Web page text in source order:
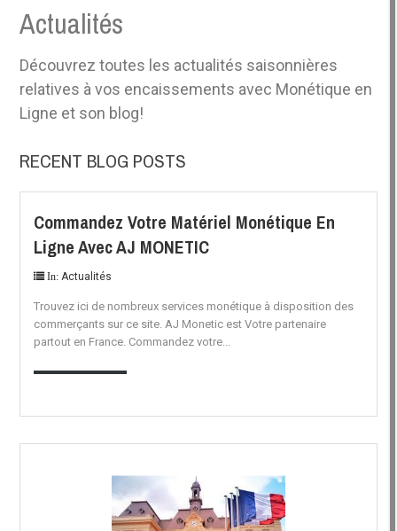
Actualités
Découvrez toutes les actualités saisonnières
relatives à vos encaissements avec Monétique en
Ligne et son blog!
RECENT BLOG POSTS
Commandez Votre Matériel Monétique En
Ligne Avec AJ MONETIC
In: Actualités
Trouvez ici de nombreux services monétique à disposition des
commerçants sur ce site. AJ Monetic est Votre partenaire
partout en France. Commandez votre...
EN SAVOIR PLUS